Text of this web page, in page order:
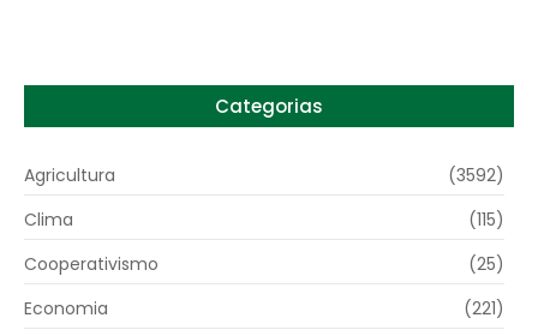
Categorias
Agricultura
(3592)
Clima
(115)
Cooperativismo
(25)
Economia
(221)